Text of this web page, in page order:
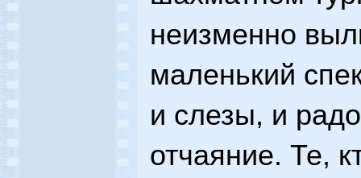
неизменно
маленький
и слезы, и
отчаяние. Те,